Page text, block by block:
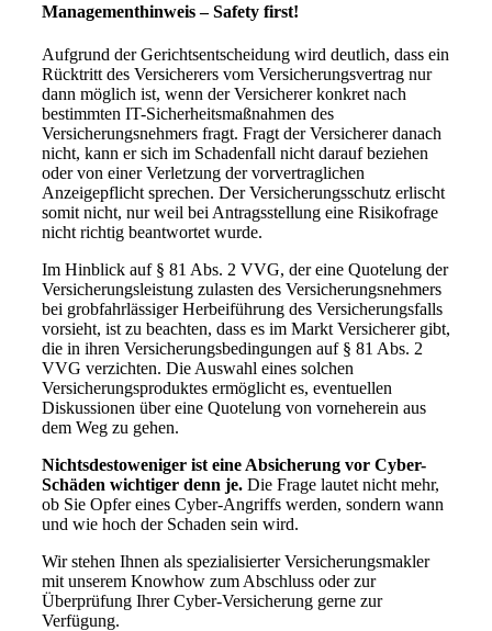
Managementhinweis – Safety first!
Aufgrund der Gerichtsentscheidung wird deutlich, dass ein
Rücktritt des Versicherers vom Versicherungsvertrag nur
dann möglich ist, wenn der Versicherer konkret nach
bestimmten IT-Sicherheitsmaßnahmen des
Versicherungsnehmers fragt. Fragt der Versicherer danach
nicht, kann er sich im Schadenfall nicht darauf beziehen
oder von einer Verletzung der vorvertraglichen
Anzeigepflicht sprechen. Der Versicherungsschutz erlischt
somit nicht, nur weil bei Antragsstellung eine Risikofrage
nicht richtig beantwortet wurde.
Im Hinblick auf § 81 Abs. 2 VVG, der eine Quotelung der
Versicherungsleistung zulasten des Versicherungsnehmers
bei grobfahrlässiger Herbeiführung des Versicherungsfalls
vorsieht, ist zu beachten, dass es im Markt Versicherer gibt,
die in ihren Versicherungsbedingungen auf § 81 Abs. 2
VVG verzichten. Die Auswahl eines solchen
Versicherungsproduktes ermöglicht es, eventuellen
Diskussionen über eine Quotelung von vorneherein aus
dem Weg zu gehen.
Nichtsdestoweniger ist eine Absicherung vor Cyber-
Schäden wichtiger denn je.Die Frage lautet nicht mehr,
ob Sie Opfer eines Cyber-Angriffs werden, sondern wann
und wie hoch der Schaden sein wird.
Wir stehen Ihnen als spezialisierter Versicherungsmakler
mit unserem Knowhow zum Abschluss oder zur
Überprüfung Ihrer Cyber-Versicherung gerne zur
Verfügung.